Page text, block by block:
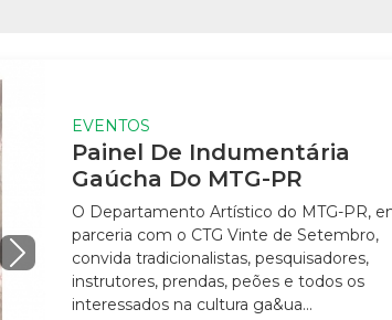
EVENTOS
Painel De Indumentária
Gaúcha Do MTG-PR
O Departamento Artístico do MTG-PR, em
parceria com o CTG Vinte de Setembro,
convida tradicionalistas, pesquisadores,
instrutores, prendas, peões e todos os
interessados na cultura ga&ua...